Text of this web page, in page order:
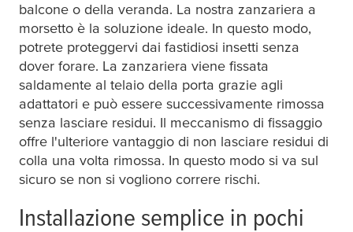
balcone o della veranda. La nostra zanzariera a
morsetto è la soluzione ideale. In questo modo,
potrete proteggervi dai fastidiosi insetti senza
dover forare. La zanzariera viene fissata
saldamente al telaio della porta grazie agli
adattatori e può essere successivamente rimossa
senza lasciare residui. Il meccanismo di fissaggio
offre l'ulteriore vantaggio di non lasciare residui di
colla una volta rimossa. In questo modo si va sul
sicuro se non si vogliono correre rischi.
Installazione semplice in pochi